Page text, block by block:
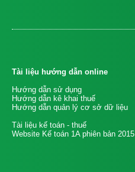
Tài liệu hướng dẫn online
Hướng dẫn sử dụng
Hướng dẫn kê khai thuế
Hướng dẫn quản lý cơ sở dữ liệu
Tài liệu kế toán - thuế
Website Kế toán 1A phiên bản 2015